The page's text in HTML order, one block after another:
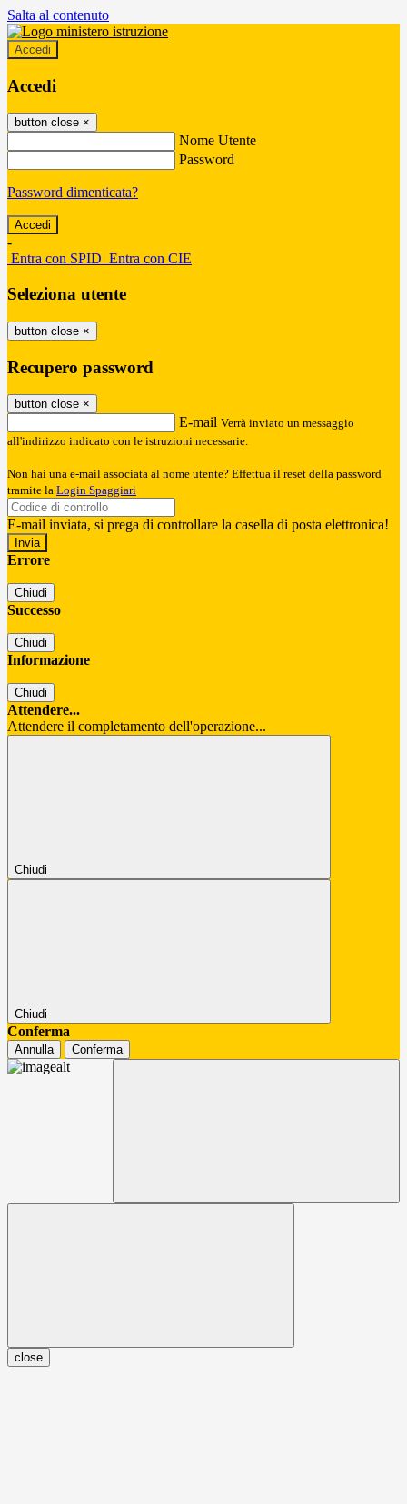
Salta al contenuto
Accedi
Accedi
button close ×
Nome Utente
Password
Password dimenticata?
-
Entra con SPID Entra con CIE
Seleziona utente
button close ×
Recupero password
button close ×
E-mail Verrà inviato un messaggio
all'indirizzo indicato con le istruzioni necessarie.
Non hai una e-mail associata al nome utente? Effettua il reset della password
tramite la Login Spaggiari
E-mail inviata, si prega di controllare la casella di posta elettronica!
Errore
Chiudi
Successo
Chiudi
Informazione
Chiudi
Attendere...
Attendere il completamento dell'operazione...
Chiudi
Chiudi
Conferma
Annulla Conferma
close